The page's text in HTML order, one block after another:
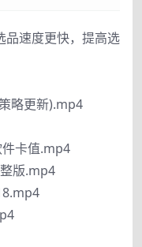
品速度更快，提高选
略更新).mp4
卡值.mp4
版.mp4